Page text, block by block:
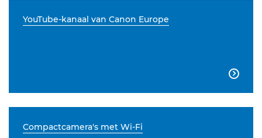
YouTube-kanaal van Canon Europe

Compactcamera's met Wi-Fi